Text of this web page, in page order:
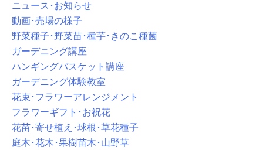
ニュース･お知らせ
動画･売場の様子
野菜種子･野菜苗･種芋･きのこ種菌
ガーデニング講座
ハンギングバスケット講座
ガーデニング体験教室
花束･フラワーアレンジメント
フラワーギフト･お祝花
花苗･寄せ植え･球根･草花種子
庭木･花木･果樹苗木･山野草